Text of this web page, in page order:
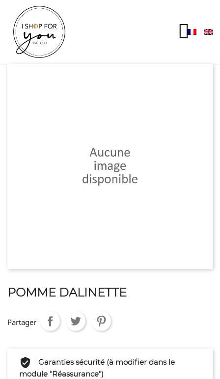
POMME DALINETTE
Partager
Garanties sécurité (à modifier dans le
module "Réassurance")